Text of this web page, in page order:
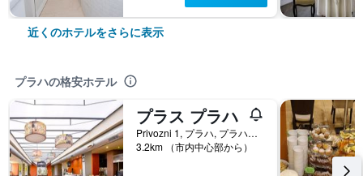
近くのホテルをさらに表示
プラハの格安ホテル
プラス プラハ
Privozni 1, プラハ, プラハ（行政区）, チェコ
3.2km （市内中心部から）